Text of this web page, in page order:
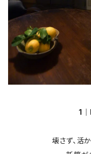
1
壊さず、活